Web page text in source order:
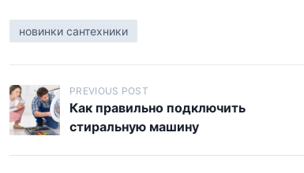
новинки сантехники
Н
а
в
PREVIOUS POST
Как правильно подключить
стиральную машину